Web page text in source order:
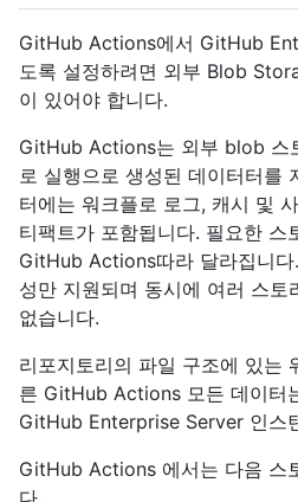
GitHub Actions에서 GitHub
도록 설정하려면 외부 Blob
이 있어야 합니다.
GitHub Actions는 외부 blob 스
로 실행으로 생성된 데이터터를
터에는 워크플로 로그, 캐시 및
티팩트가 포함됩니다. 필요한 스
GitHub Actions따라 달라집니
성만 지원되며 동시에 여러 스토
없습니다.
리포지토리의 파일 구조에 있는
른 GitHub Actions 모든 데이터
GitHub Enterprise Server 인스
GitHub Actions 에서는 다음 스
다.